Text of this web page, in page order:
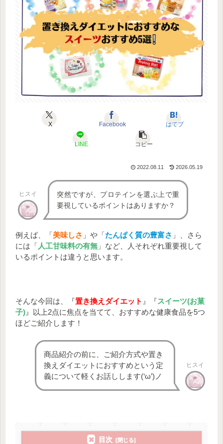
X Facebook はてブ
LINE コピー
2022.08.11 2026.05.19
ヒスイ
突然ですが、プロテインを選ぶ上で重
要視しているポイントはありますか？
例えば、「 美味しさ 」や「 たんぱく質の豊富さ 」、さら
には「 人工甘味料の有無 」など、人それぞれ重要視して
いるポイントは違うと思います。
そんな今回は、『置き換えダイエット 』『スイーツ(お菓
子)』以上2点に焦点を当てて、おすすめな健康食品を5つ
ほどご紹介します！
商品紹介の前に、ご紹介方式や置き
換えダイエットにおすすめという定
義について軽くお話しします(‘ω’)ノ
ヒスイ
目次